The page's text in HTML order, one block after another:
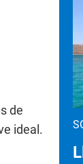
de
ideal.